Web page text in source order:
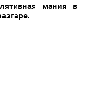
мания в